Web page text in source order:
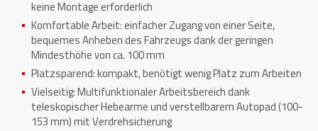
keine Montage erforderlich
Komfortable Arbeit: einfacher Zugang von einer Seite,
bequemes Anheben des Fahrzeugs dank der geringen
Mindesthöhe von ca. 100 mm
Platzsparend: kompakt, benötigt wenig Platz zum Arbeiten
Vielseitig: Multifunktionaler Arbeitsbereich dank
teleskopischer Hebearme und verstellbarem Autopad (100-
153 mm) mit Verdrehsicherung